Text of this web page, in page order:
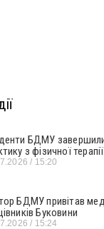
БДМУ
з фізичної терапії
15:20
БДМУ привітав
Буковини
15:24